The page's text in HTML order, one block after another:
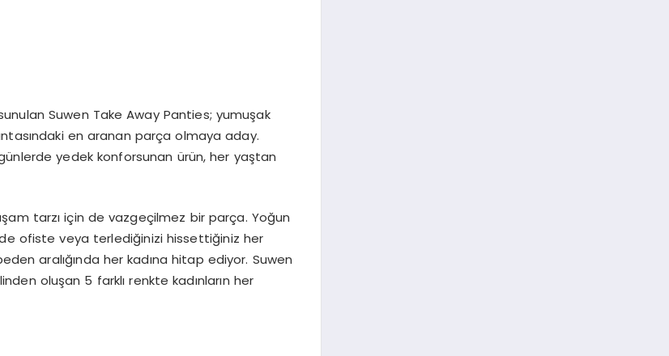
Suwen Take Away Panties; yumuşak
en aranan parça olmaya aday.
yedek konforsunan ürün, her yaştan
tarzı için de vazgeçilmez bir parça. Yoğun
ofiste veya terlediğinizi hissettiğiniz her
aralığında her kadına hitap ediyor. Suwen
oluşan 5 farklı renkte kadınların her